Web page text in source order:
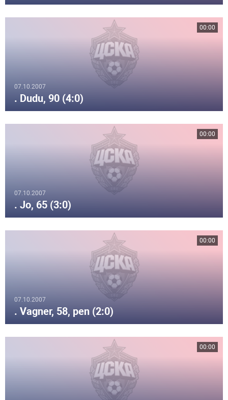
07.10.2007
. Dudu, 90 (4:0)
00:00
07.10.2007
. Jo, 65 (3:0)
00:00
07.10.2007
. Vagner, 58, pen (2:0)
00:00
00:00